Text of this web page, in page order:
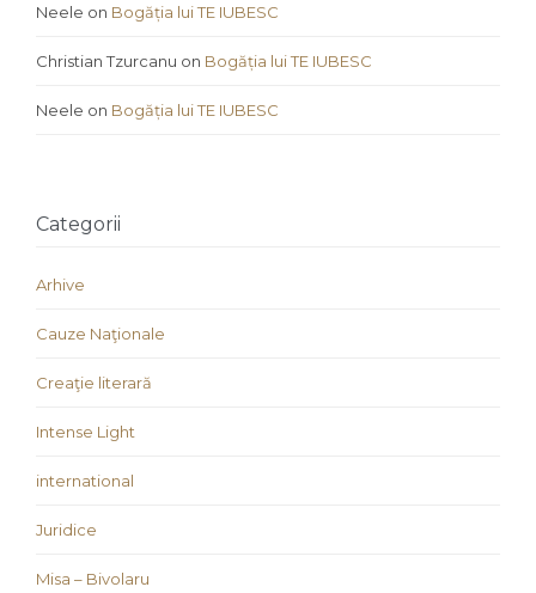
Neele on Bogăția lui TE IUBESC
Christian Tzurcanu on Bogăția lui TE IUBESC
Neele on Bogăția lui TE IUBESC
Categorii
Arhive
Cauze Naţionale
Creaţie literară
Intense Light
international
Juridice
Misa – Bivolaru